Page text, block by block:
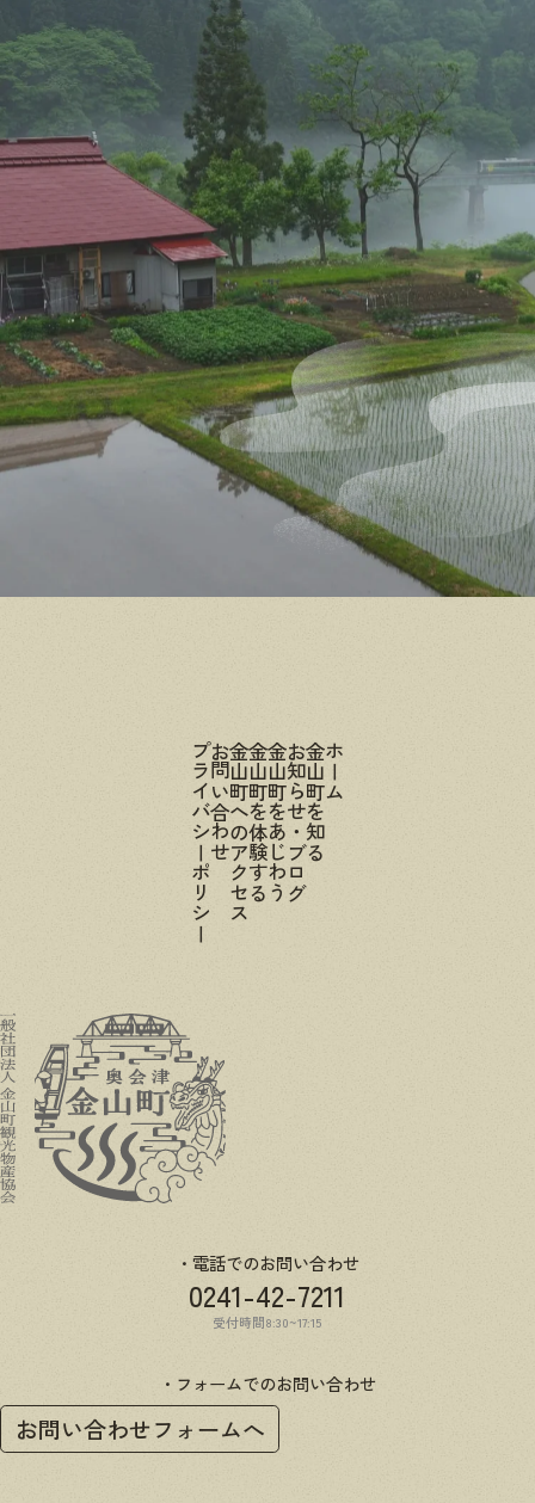
ホーム
金山町を知る
お知らせ・ブログ
金山町をあじわう
金山町を体験する
金山町へのアクセス
お問い合わせ
プライバシーポリシー
電話でのお問い合わせ
0241-42-7211
受付時間8:30~17:15
フォームでのお問い合わせ
お問い合わせフォームへ